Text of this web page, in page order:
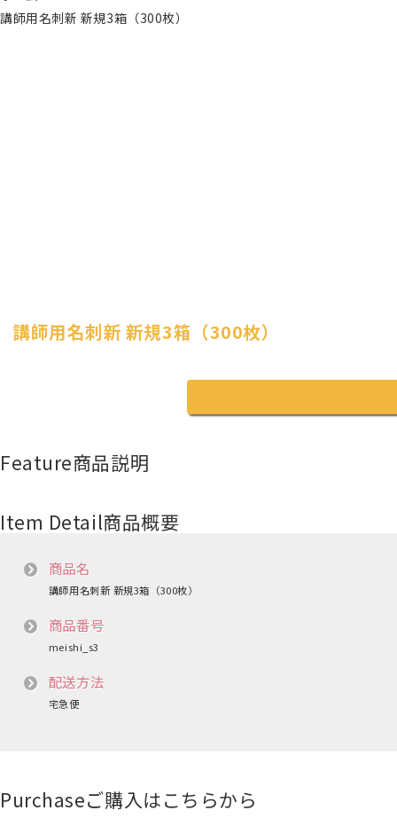
講師用名刺新 新規3箱（300枚）
講師用名刺新 新規3箱（300枚）
Feature商品説明
Item Detail商品概要
商品名
講師用名刺新 新規3箱（300枚）
商品番号
meishi_s3
配送方法
宅急便
Purchaseご購入はこちらから